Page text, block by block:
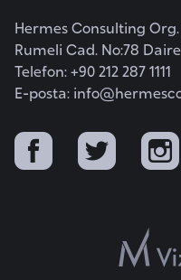
Hermes Consulting Org.
Rumeli Cad. No:78
Telefon: +90 212 287 1111
E-posta:
t
a
n
B
u
r